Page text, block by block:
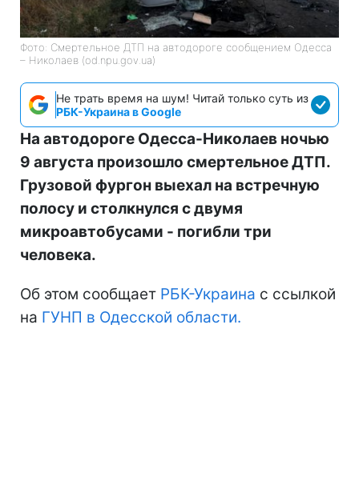
Фото: Смертельное ДТП на автодороге сообщением Одесса
– Николаев (od.npu.gov.ua)
Не трать время на шум! Читай только суть из
РБК-Украина в Google
На автодороге Одесса-Николаев ночью
9 августа произошло смертельное ДТП.
Грузовой фургон выехал на встречную
полосу и столкнулся с двумя
микроавтобусами - погибли три
человека.
Об этом сообщает РБК-Украина с ссылкой
на ГУНП в Одесской области.